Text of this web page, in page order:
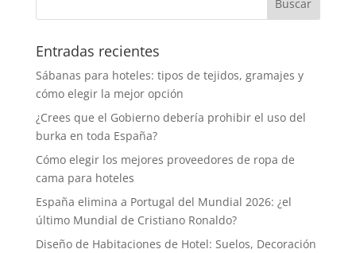
Entradas recientes
Sábanas para hoteles: tipos de tejidos, gramajes y
cómo elegir la mejor opción
¿Crees que el Gobierno debería prohibir el uso del
burka en toda España?
Cómo elegir los mejores proveedores de ropa de
cama para hoteles
España elimina a Portugal del Mundial 2026: ¿el
último Mundial de Cristiano Ronaldo?
Diseño de Habitaciones de Hotel: Suelos, Decoración